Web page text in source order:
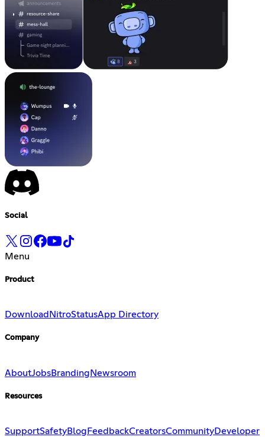
Social
Menu
Product
Download NitroStatusApp Directory
Company
AboutJobsBrandingNewsroom
Resources
SupportSafetyBlog FeedbackCreatorsCommunityDeveloper